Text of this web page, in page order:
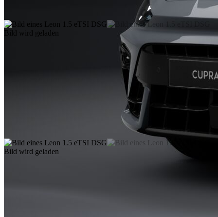
Bild wird geladen
Bild wird geladen